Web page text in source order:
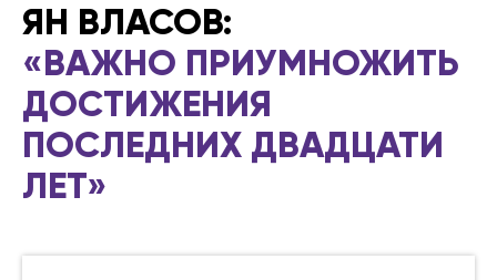
ЯН ВЛАСОВ:
«ВАЖНО ПРИУМНОЖИТЬ
ДОСТИЖЕНИЯ
ПОСЛЕДНИХ ДВАДЦАТИ
ЛЕТ»